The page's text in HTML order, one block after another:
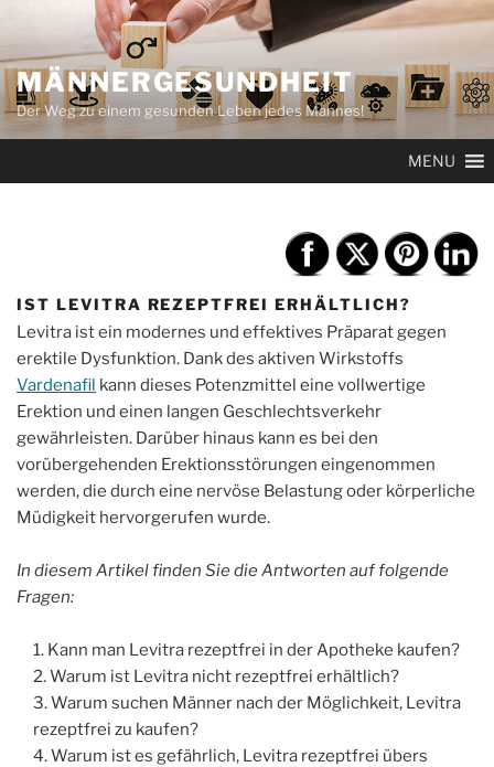
Inhalt
springen
MÄNNERGESUNDHEIT
Der Weg zu einem gesunden Leben jedes Mannes!
MENU
IST LEVITRA REZEPTFREI ERHÄLTLICH?
Levitra ist ein modernes und effektives Präparat gegen
erektile Dysfunktion. Dank des aktiven Wirkstoffs
Vardenafil kann dieses Potenzmittel eine vollwertige
Erektion und einen langen Geschlechtsverkehr
gewährleisten. Darüber hinaus kann es bei den
vorübergehenden Erektionsstörungen eingenommen
werden, die durch eine nervöse Belastung oder körperliche
Müdigkeit hervorgerufen wurde.
In diesem Artikel finden Sie die Antworten auf folgende
Fragen:
Kann man Levitra rezeptfrei in der Apotheke kaufen?
Warum ist Levitra nicht rezeptfrei erhältlich?
Warum suchen Männer nach der Möglichkeit, Levitra
rezeptfrei zu kaufen?
Warum ist es gefährlich, Levitra rezeptfrei übers